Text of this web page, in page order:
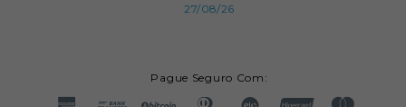
27/08/26
Pague Seguro Com: